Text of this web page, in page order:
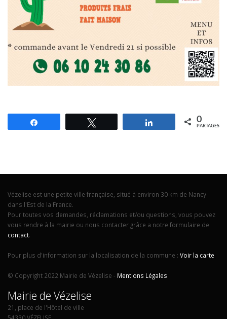
Partagez 0
PARTAGES
Vézelise est une petite ville française, situé à environ 30 km de Nancy
dans l'Est de la France.
Pour toutes vos demandes, réclamations et/ou questions, vous pouvez
vous rendre à la mairie ou nous contacter grâce a notre formulaire de
contact.
Pour plus d'information sur la localisation de la commune : Voir la carte
© Copyright 2022 Mairie de Vézelise - Mentions Légales
Mairie de Vézelise
21, place de l'Hôtel de ville